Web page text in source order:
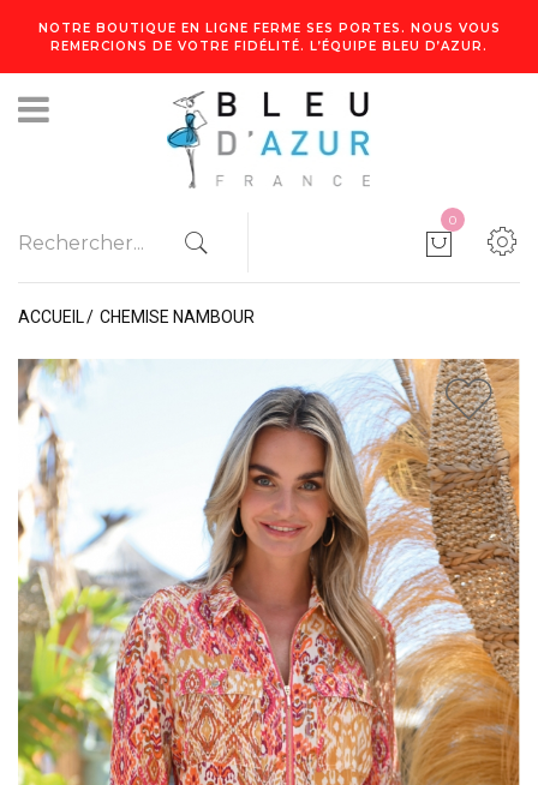
NOTRE BOUTIQUE EN LIGNE FERME SES PORTES. NOUS VOUS
REMERCIONS DE VOTRE FIDÉLITÉ. L’ÉQUIPE BLEU D’AZUR.
0
ACCUEIL CHEMISE NAMBOUR
1